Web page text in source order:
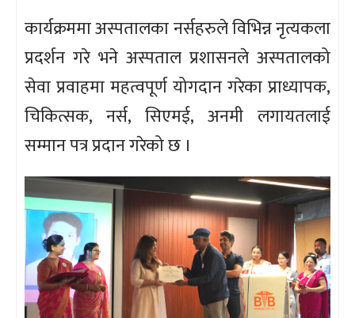
कार्यक्रममा अस्पतालका नर्सहरुले विभिन्न नृत्यकला
प्रदर्शन गरे भने अस्पताल प्रशासनले अस्पतालको
सेवा प्रवाहमा महत्वपूर्ण योगदान गरेका प्राध्यापक,
चिकित्सक, नर्स, सिएमई, अनमी लगायतलाई
सम्मान पत्र प्रदान गरेको छ ।